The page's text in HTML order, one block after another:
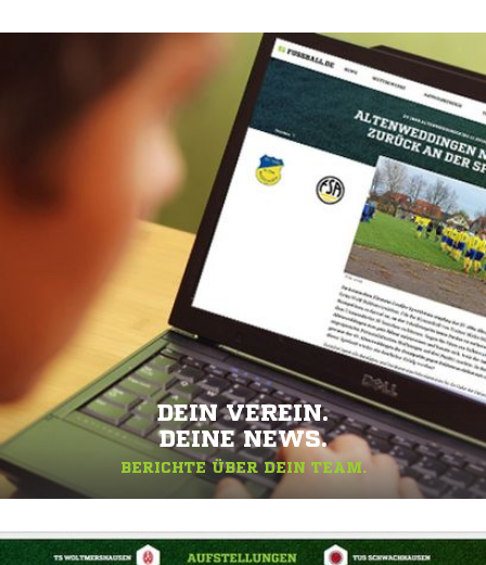
DEIN VEREIN.
DEINE NEWS.
BERICHTE ÜBER DEIN TEAM.